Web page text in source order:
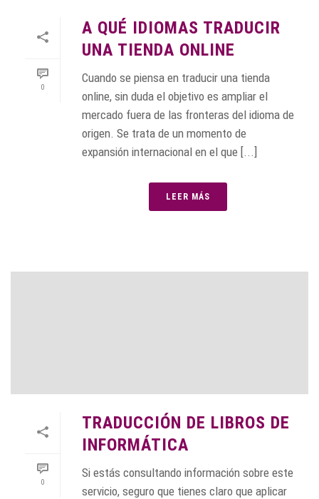
0
A QUÉ IDIOMAS TRADUCIR
UNA TIENDA ONLINE
Cuando se piensa en traducir una tienda
online, sin duda el objetivo es ampliar el
mercado fuera de las fronteras del idioma de
origen. Se trata de un momento de
expansión internacional en el que [...]
LEER MÁS
0
TRADUCCIÓN DE LIBROS DE
INFORMÁTICA
Si estás consultando información sobre este
servicio, seguro que tienes claro que aplicar